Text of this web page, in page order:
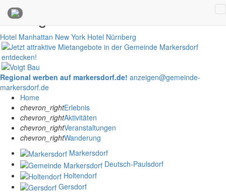
Anzeigen
Hotel Manhattan New York Hotel Nürnberg
Regional werben auf markersdorf.de! anzeigen@gemeinde-
markersdorf.de
Home
chevron_rightErlebnis
chevron_rightAktivitäten
chevron_rightVeranstaltungen
chevron_rightWanderung
Markersdorf
Deutsch-Paulsdorf
Holtendorf
Gersdorf